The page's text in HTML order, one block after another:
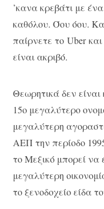
’κανα κρεβάτι με
καθόλου. Όου όου.
παίρνετε το Uber
είναι ακριβό.
Θεωρητικά δεν
15ο μεγαλύτερο
μεγαλύτερη
ΑΕΠ την περίοδο
το Μεξικό μπορεί να
μεγαλύτερη
το ξενοδοχείο είδα